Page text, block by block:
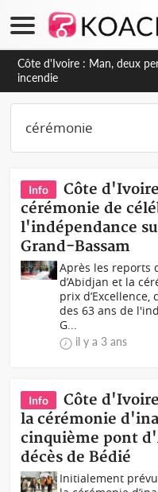
Côte d'Ivoire : Séileu, la
transformée en vaste
dépigmentants dangereux
Info
Côte
cérémonie de
l'indépendance
Grand-Bassam
Après les reports
d’Abidjan et la
prix d’Excellence,
des 63 ans de
G...
il y a 3 ans
Info
Côte
la cérémonie
cinquième pont
décès de Bédié
Initialement